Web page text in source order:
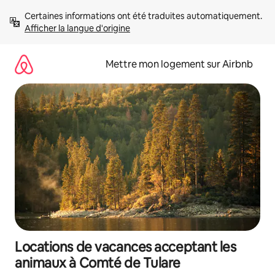
directement
Afficher la langue d'origine
Mettre mon logement sur Airbnb
Locations de vacances acceptant les
animaux à Comté de Tulare